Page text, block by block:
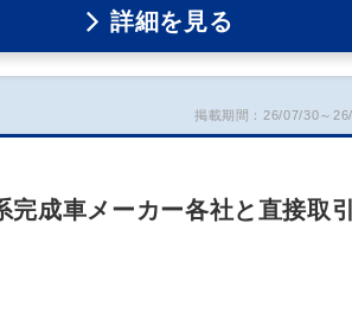
詳細を見る
掲載期間：26/07/30～
完成車メーカー各社と直接取